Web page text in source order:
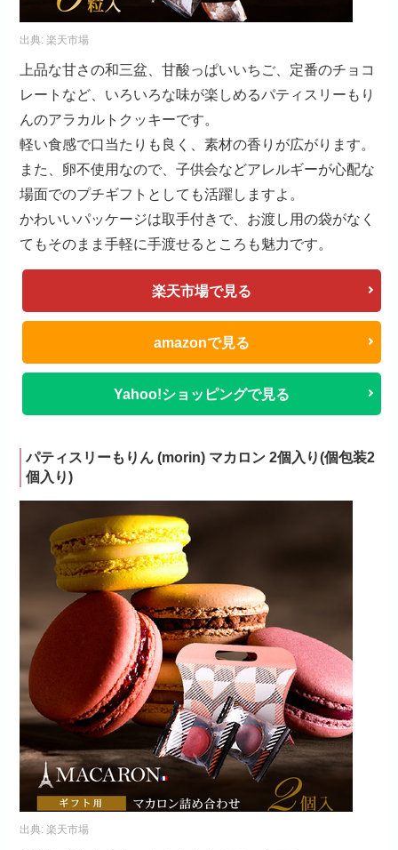
出典:楽天市場
上品な甘さの和三盆、甘酸っぱいいちご、定番のチョコ
レートなど、いろいろな味が楽しめるパティスリーもり
んのアラカルトクッキーです。
軽い食感で口当たりも良く、素材の香りが広がります。
また、卵不使用なので、子供会などアレルギーが心配な
場面でのプチギフトとしても活躍しますよ。
かわいいパッケージは取手付きで、お渡し用の袋がなく
てもそのまま手軽に手渡せるところも魅力です。
楽天市場で見る
amazonで見る
Yahoo!ショッピングで見る
パティスリーもりん (morin) マカロン 2個入り(個包装2
個入り)
出典:楽天市場